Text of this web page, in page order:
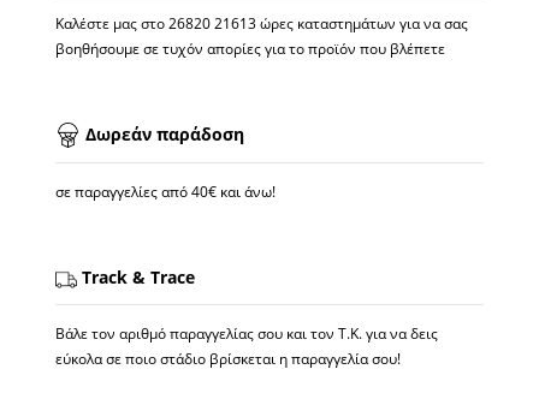
Καλέστε μας στο26820 21613ώρες καταστημάτων για να σας
βοηθήσουμε σε τυχόν απορίες για το προϊόν που βλέπετε
Δωρεάν παράδοση
σε παραγγελίες από 40€ και άνω!
Track & Trace
Βάλε τον αριθμό παραγγελίας σου και τον Τ.Κ. για να δεις
εύκολα σε ποιο στάδιο βρίσκεται η παραγγελία σου!